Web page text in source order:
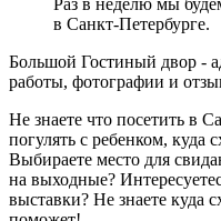
в Санкт-Петербурге.
Большой Гостиный двор -
работы, фотографии и
Не знаете что посетить в
погулять с ребенком, куда
Выбираете место для
на выходные?
выставки? Не знаете куда